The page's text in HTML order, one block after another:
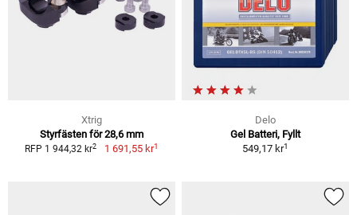
Xtrig
Styrfästen för 28,6 mm
RFP 1 944,32 kr2 1 691,55 kr1
Delo
Gel Batteri, Fyllt
549,17 kr1